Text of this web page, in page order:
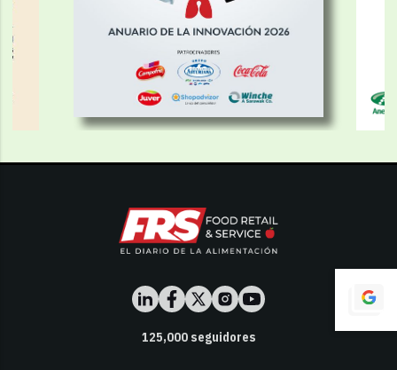
125,000seguidores